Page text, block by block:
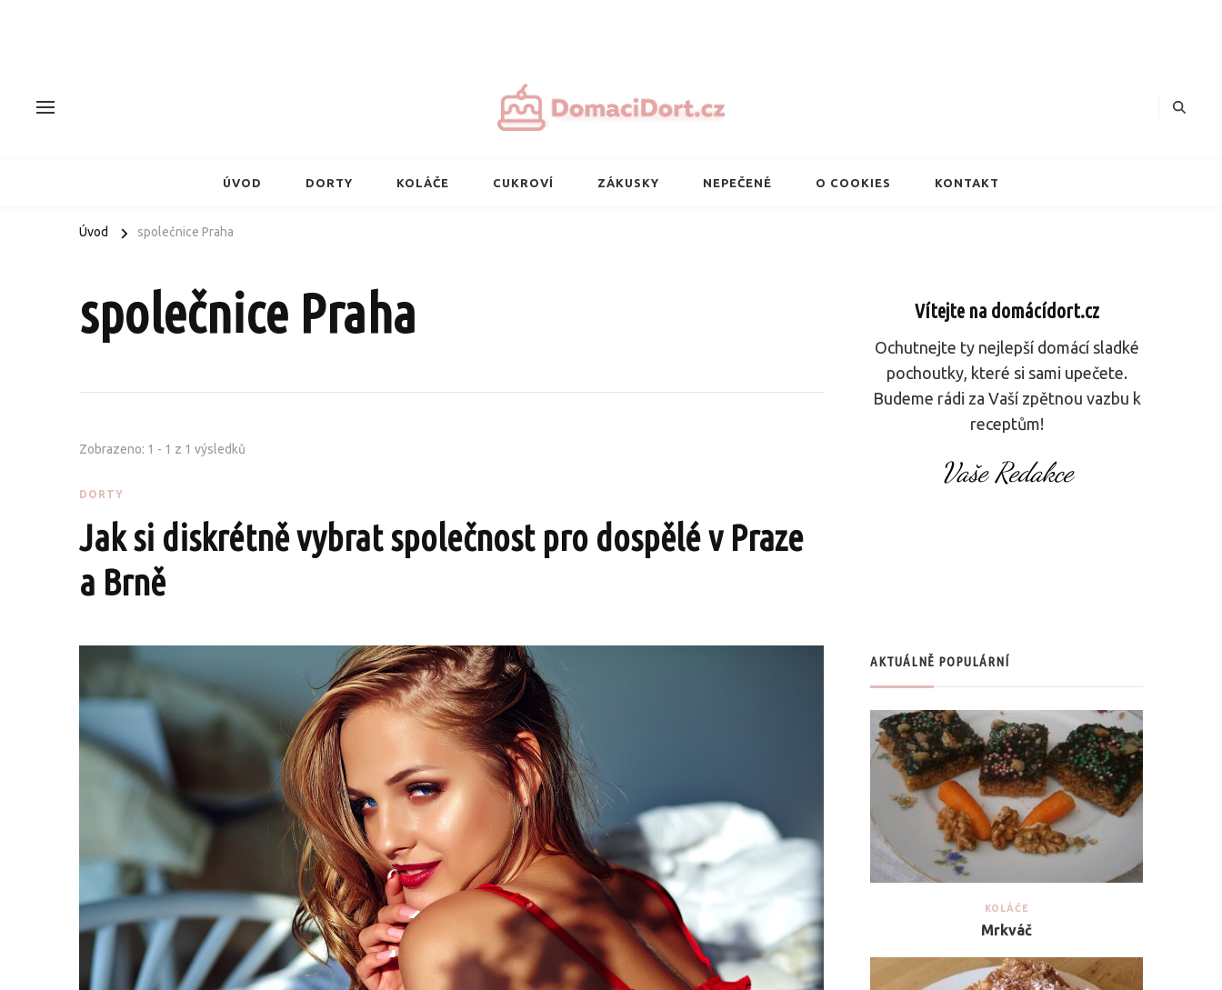
ÚVOD DORTY KOLÁČE CUKROVÍ ZÁKUSKY NEPEČENÉ O COOKIES KONTAKT
Úvod společnice Praha
společnice Praha
Zobrazeno: 1 - 1 z 1 výsledků
DORTY
Jak si diskrétně vybrat společnost pro dospělé v Praze
a Brně
Vítejte na domácídort.cz
Ochutnejte ty nejlepší domácí sladké
pochoutky, které si sami upečete.
Budeme rádi za Vaší zpětnou vazbu k
receptům!
Vaše Redakce
AKTUÁLNĚ POPULÁRNÍ
KOLÁČE
Mrkváč